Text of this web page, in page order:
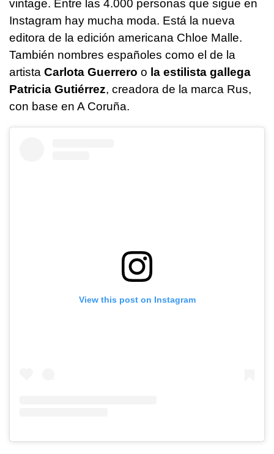
vintage. Entre las 4.000 personas que sigue en
Instagram hay mucha moda. Está la nueva
editora de la edición americana Chloe Malle.
También nombres españoles como el de la
artista Carlota Guerrero o la estilista gallega
Patricia Gutiérrez, creadora de la marca Rus,
con base en A Coruña.
View this post on Instagram